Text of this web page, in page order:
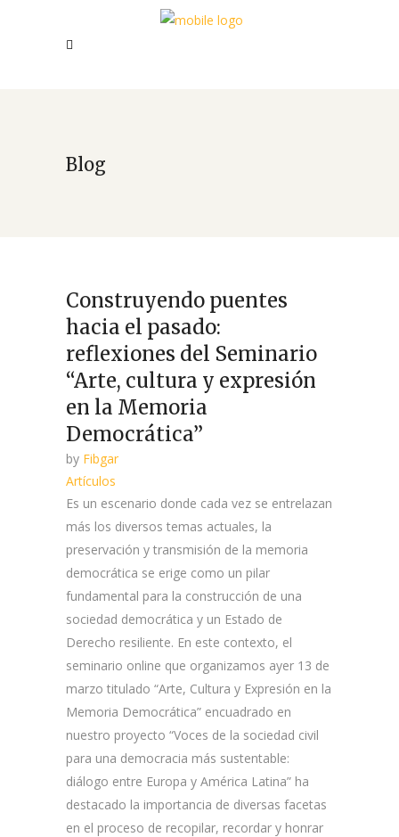
Blog
Construyendo puentes
hacia el pasado:
reflexiones del Seminario
“Arte, cultura y expresión
en la Memoria
Democrática”
by Fibgar
Artículos
Es un escenario donde cada vez se entrelazan
más los diversos temas actuales, la
preservación y transmisión de la memoria
democrática se erige como un pilar
fundamental para la construcción de una
sociedad democrática y un Estado de
Derecho resiliente. En este contexto, el
seminario online que organizamos ayer 13 de
marzo titulado “Arte, Cultura y Expresión en la
Memoria Democrática” encuadrado en
nuestro proyecto “Voces de la sociedad civil
para una democracia más sustentable:
diálogo entre Europa y América Latina” ha
destacado la importancia de diversas facetas
en el proceso de recopilar, recordar y honrar